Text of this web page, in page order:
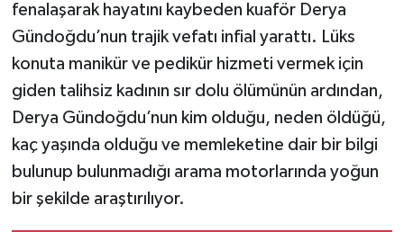
fenalaşarak hayatını kaybeden kuaför Derya
Gündoğdu’nun trajik vefatı infial yarattı. Lüks
konuta manikür ve pedikür hizmeti vermek için
giden talihsiz kadının sır dolu ölümünün ardından,
Derya Gündoğdu’nun kim olduğu, neden öldüğü,
kaç yaşında olduğu ve memleketine dair bir bilgi
bulunup bulunmadığı arama motorlarında yoğun
bir şekilde araştırılıyor.
YAŞAM
KÜLTÜR SANAT